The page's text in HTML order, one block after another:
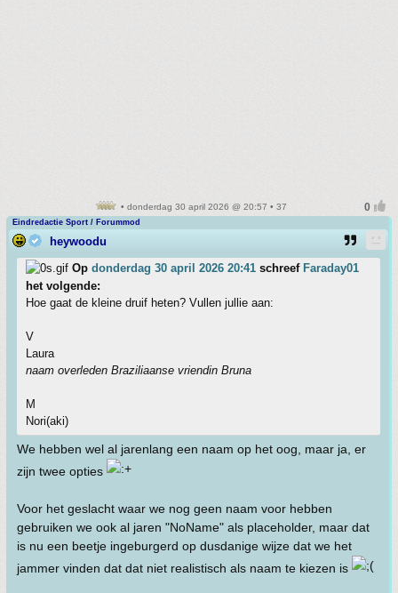
• donderdag 30 april 2026 @ 20:57 • 37
Eindredactie Sport / Forummod
heywoodu
Op donderdag 30 april 2026 20:41 schreef Faraday01
het volgende:
Hoe gaat de kleine druif heten? Vullen jullie aan:
V
Laura
naam overleden Braziliaanse vriendin Bruna
M
Nori(aki)
We hebben wel al jarenlang een naam op het oog, maar ja, er
zijn twee opties
Voor het geslacht waar we nog geen naam voor hebben
gebruiken we ook al jaren "NoName" als placeholder, maar dat
is nu een beetje ingeburgerd op dusdanige wijze dat we het
jammer vinden dat dat niet realistisch als naam te kiezen is